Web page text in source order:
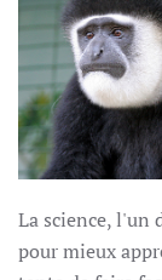
La science, l'un
pour mieux